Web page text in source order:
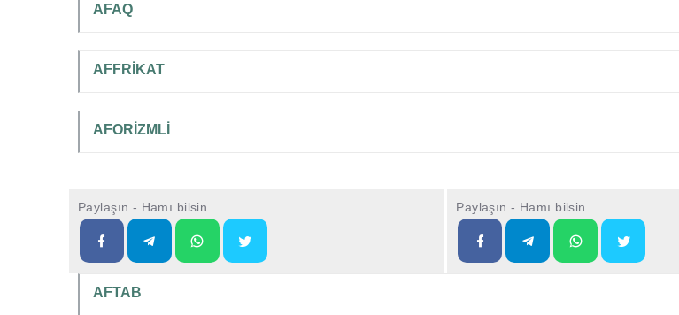
AFAQ
AFFRİKAT
AFORİZMLİ
Paylaşın - Hamı bilsin Paylaşın - Hamı bilsin
AFTAB